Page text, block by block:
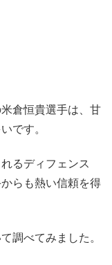
米倉恒貴選手は、甘
です。
るディフェンス
らも熱い信頼を得
調べてみました。